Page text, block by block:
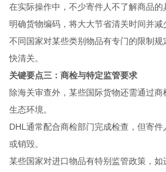
在实际操作中，不少寄件人不了解商品
明确货物编码，将大大节省清关时间并减
不同国家对某些类别物品有专门的限制
快清关。
关键要点三：商检与特定监管要求
除海关审查外，某些国际货物还需通过
生态环境。
DHL通常配合商检部门完成检查，但寄
或销毁。
某些国家对进口物品有特别监管政策，